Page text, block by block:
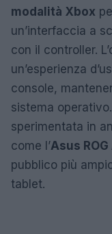
modalità Xbox
un’interfaccia a
con il controller.
un’esperienza
console,
sistema
sperimentata in
come l’Asus
pubblico più
tablet.